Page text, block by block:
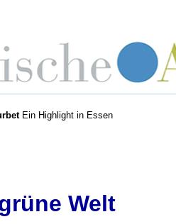
Ein Highlight in Essen
Welt